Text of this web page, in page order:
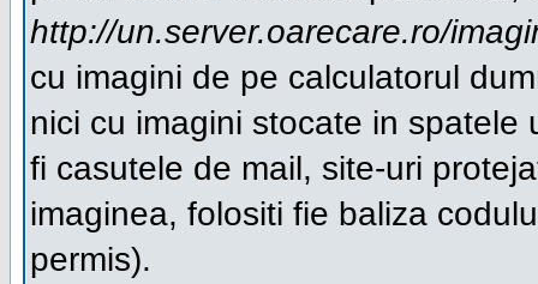
http://un.server.oarecare.ro/
cu imagini de pe calculatorul
nici cu imagini stocate in
fi casutele de mail, site-uri
imaginea, folositi fie baliza
permis).